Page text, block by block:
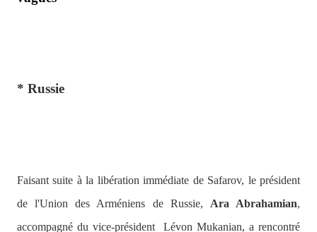
* Russie
Faisant suite à la libération immédiate de Safarov, le président
de l'Union des Arméniens de Russie, Ara Abrahamian,
accompagné du vice-président
Lévon Mukanian, a rencontré